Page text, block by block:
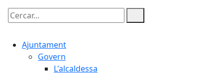
Cercar:
Ajuntament
Govern
L'alcaldessa